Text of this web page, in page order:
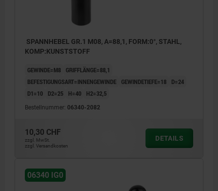
SPANNHEBEL GR.1 M08, A=88,1, FORM:0°, STAHL,
KOMP:KUNSTSTOFF
GEWINDE=M8
GRIFFLÄNGE=88,1
BEFESTIGUNGSART=INNENGEWINDE
GEWINDETIEFE=18
D=24
D1=10
D2=25 H=40 H2=32,5
Bestellnummer: 06340-2082
10,30 CHF
zzgl. MwSt.
zzgl. Versandkosten
DETAILS
06340 IG0